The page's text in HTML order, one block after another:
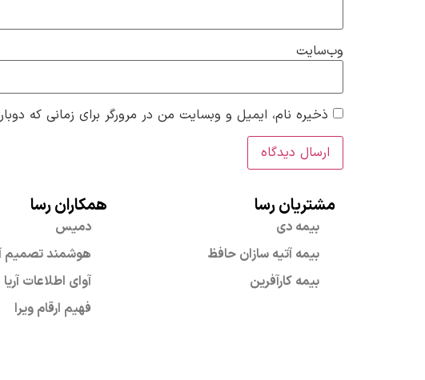
وب‌سایت
ذخیره نام، ایمیل و وبسایت من در مرورگر برای زمانی که
مشتریان رسا
بیمه دی
بیمه آتیه سازان حافظ
بیمه کارآفرین
همکاران رسا
دمیس
هوشمند تصمیم
آوای اطلاعات آریا
فهیم ارقام ویرا